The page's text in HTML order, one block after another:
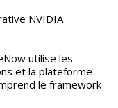
NVIDIA
utilise les
et la plateforme
le framework